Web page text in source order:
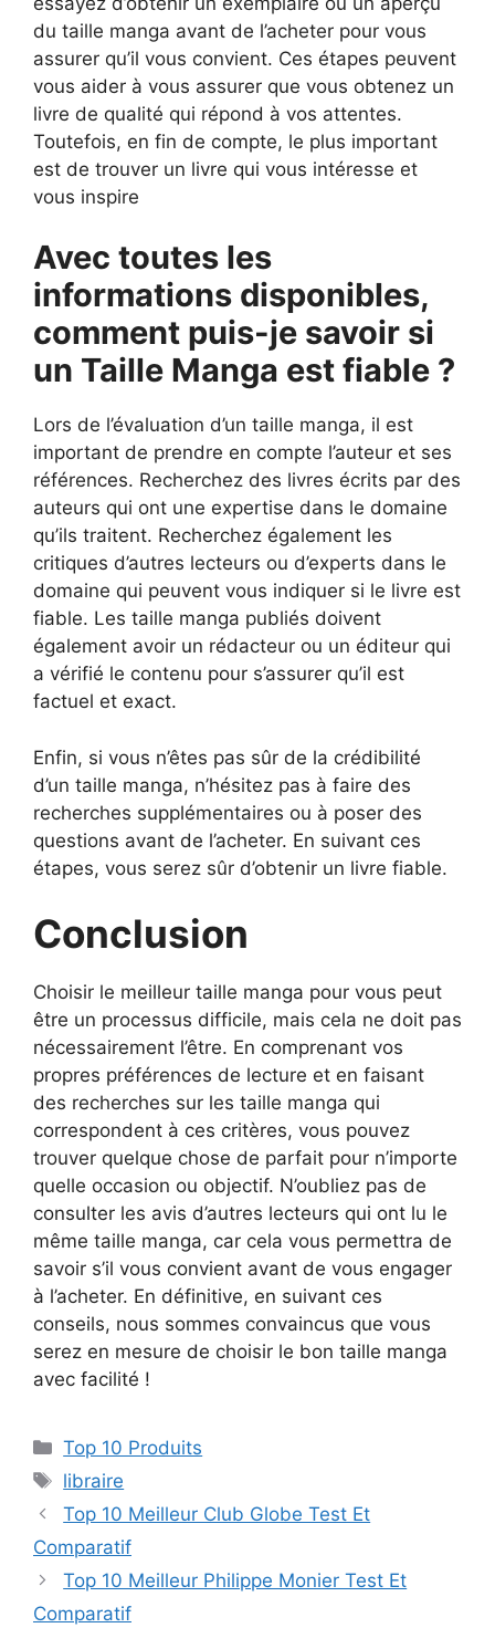
du taille manga avant de l’acheter pour vous
assurer qu’il vous convient. Ces étapes peuvent
vous aider à vous assurer que vous obtenez un
livre de qualité qui répond à vos attentes.
Toutefois, en fin de compte, le plus important
est de trouver un livre qui vous intéresse et
vous inspire
Avec toutes les
informations disponibles,
comment puis-je savoir si
un Taille Manga est fiable ?
Lors de l’évaluation d’un taille manga, il est
important de prendre en compte l’auteur et ses
références. Recherchez des livres écrits par des
auteurs qui ont une expertise dans le domaine
qu’ils traitent. Recherchez également les
critiques d’autres lecteurs ou d’experts dans le
domaine qui peuvent vous indiquer si le livre est
fiable. Les taille manga publiés doivent
également avoir un rédacteur ou un éditeur qui
a vérifié le contenu pour s’assurer qu’il est
factuel et exact.
Enfin, si vous n’êtes pas sûr de la crédibilité
d’un taille manga, n’hésitez pas à faire des
recherches supplémentaires ou à poser des
questions avant de l’acheter. En suivant ces
étapes, vous serez sûr d’obtenir un livre fiable.
Conclusion
Choisir le meilleur taille manga pour vous peut
être un processus difficile, mais cela ne doit pas
nécessairement l’être. En comprenant vos
propres préférences de lecture et en faisant
des recherches sur les taille manga qui
correspondent à ces critères, vous pouvez
trouver quelque chose de parfait pour n’importe
quelle occasion ou objectif. N’oubliez pas de
consulter les avis d’autres lecteurs qui ont lu le
même taille manga, car cela vous permettra de
savoir s’il vous convient avant de vous engager
à l’acheter. En définitive, en suivant ces
conseils, nous sommes convaincus que vous
serez en mesure de choisir le bon taille manga
avec facilité !
Top 10 Produits
libraire
Top 10 Meilleur Club Globe Test Et
Comparatif
Top 10 Meilleur Philippe Monier Test Et
Comparatif